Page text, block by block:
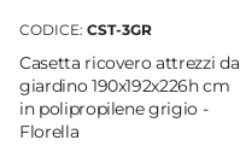
CODICE: CST-3GR
Casetta ricovero attrezzi da
giardino 190x192x226h cm
in polipropilene grigio -
Florella